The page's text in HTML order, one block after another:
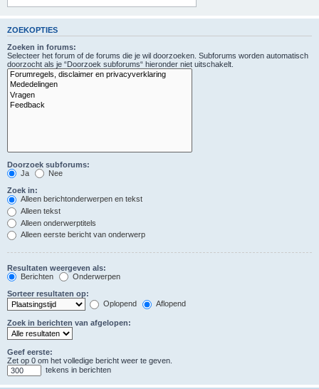
ZOEKOPTIES
Zoeken in forums:
Selecteer het forum of de forums die je wil doorzoeken. Subforums worden automatisch
doorzocht als je “Doorzoek subforums“ hieronder niet uitschakelt.
Doorzoek subforums:
Ja
Nee
Zoek in:
Alleen berichtonderwerpen en tekst
Alleen tekst
Alleen onderwerptitels
Alleen eerste bericht van onderwerp
Resultaten weergeven als:
Berichten
Onderwerpen
Sorteer resultaten op:
Oplopend
Aflopend
Zoek in berichten van afgelopen:
Geef eerste:
Zet op 0 om het volledige bericht weer te geven.
tekens in berichten